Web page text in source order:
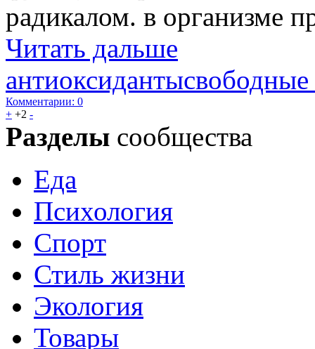
радикалом. в организме
Читать дальше
антиоксиданты
Комментарии: 0
+ +2 -
Разделы сообщества
Еда
Психология
Спорт
Стиль жизни
Экология
Товары